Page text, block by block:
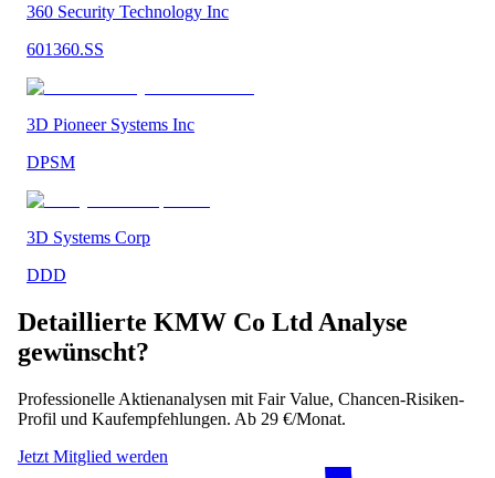
360 Security Technology Inc
601360.SS
3D Pioneer Systems Inc
DPSM
3D Systems Corp
DDD
Detaillierte KMW Co Ltd Analyse
gewünscht?
Professionelle Aktienanalysen mit Fair Value, Chancen-Risiken-
Profil und Kaufempfehlungen. Ab 29 €/Monat.
Jetzt Mitglied werden